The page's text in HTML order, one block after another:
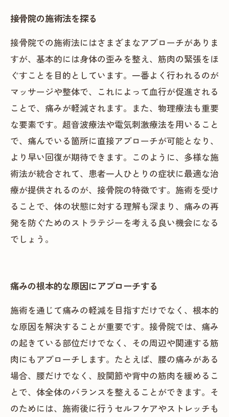
接骨院の施術法を探る
接骨院での施術法にはさまざまなアプローチがありま
すが、基本的には身体の歪みを整え、筋肉の緊張をほ
ぐすことを目的としています。一番よく行われるのが
マッサージや整体で、これによって血行が促進される
ことで、痛みが軽減されます。また、物理療法も重要
な要素です。超音波療法や電気刺激療法を用いること
で、痛んでいる箇所に直接アプローチが可能となり、
より早い回復が期待できます。このように、多様な施
術法が統合されて、患者一人ひとりの症状に最適な治
療が提供されるのが、接骨院の特徴です。施術を受け
ることで、体の状態に対する理解も深まり、痛みの再
発を防ぐためのストラテジーを考える良い機会になる
でしょう。
痛みの根本的な原因にアプローチする
施術を通じて痛みの軽減を目指すだけでなく、根本的
な原因を解決することが重要です。接骨院では、痛み
の起きている部位だけでなく、その周辺や関連する筋
肉にもアプローチします。たとえば、腰の痛みがある
場合、腰だけでなく、股関節や背中の筋肉を緩めるこ
とで、体全体のバランスを整えることができます。そ
のためには、施術後に行うセルフケアやストレッチも